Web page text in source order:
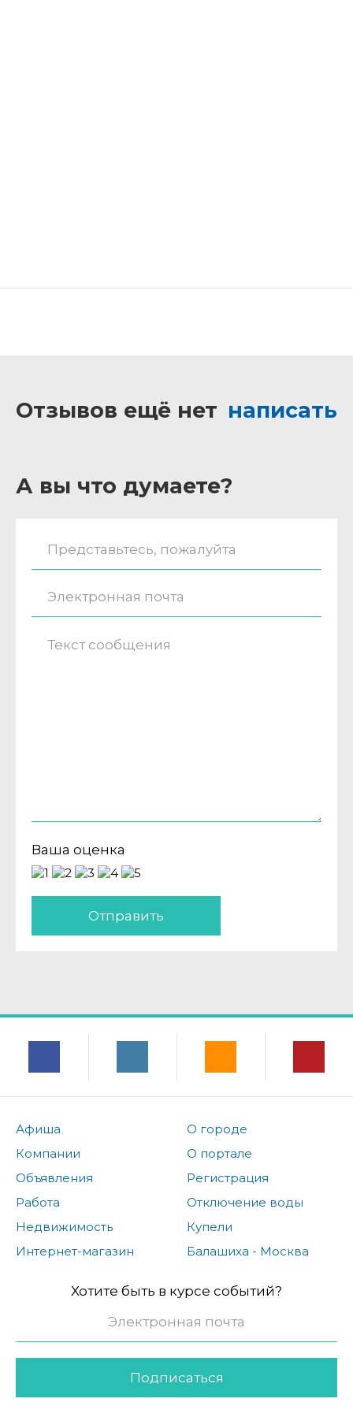
Отзывов ещё нет написать
А вы что думаете?
Ваша оценка
Отправить
Афиша
Компании
Объявления
Работа
Недвижимость
Интернет-магазин
О городе
О портале
Регистрация
Отключение воды
Купели
Балашиха - Москва
Хотите быть в курсе событий?
Подписаться